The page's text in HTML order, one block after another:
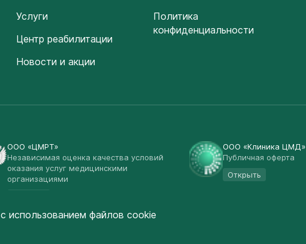
Услуги
Центр реабилитации
Новости и акции
Политика
конфиденциальности
ООО «ЦМРТ»
Независимая оценка качества условий
оказания услуг медицинскими
организациями
ООО «Клиника ЦМД»
Публичная оферта
Открыть
с использованием файлов cookie